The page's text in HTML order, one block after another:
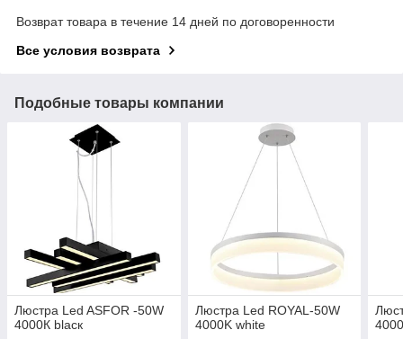
Возврат товара в течение 14 дней по договоренности
Все условия возврата
Подобные товары компании
Люстра Led ASFOR -50W
4000К blaск
Люстра Led ROYAL-50W
4000K white